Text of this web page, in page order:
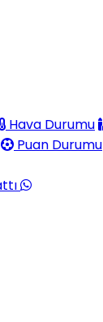
Hava Durumu
Puan Durumu